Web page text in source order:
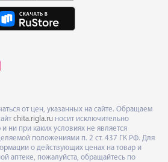
от цен, указанных на сайте. Обращаем
chita.rigla.ru носит исключительно
ни при каких условиях не является
положениями п. 2 ст. 437 ГК РФ. Для
о действующих ценах на товар и
аптеке, пожалуйста, обращайтесь по